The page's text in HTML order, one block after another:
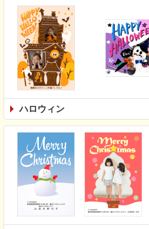
ハロウィン